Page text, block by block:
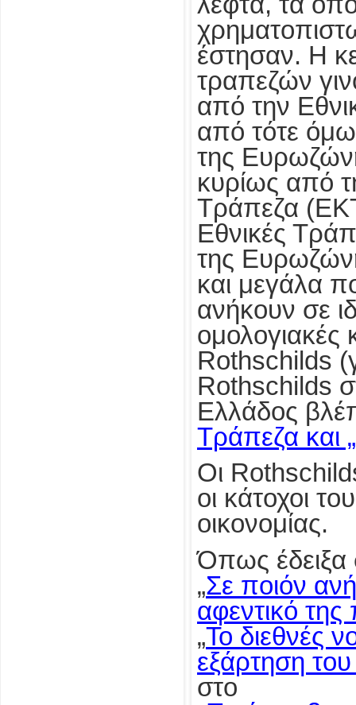
έστησαν. Η
τραπεζών
από την
από τότε
της
κυρίως από
Τράπεζα
Εθνικές
της
και μεγάλα
ανήκουν σε
ομολογιακές
Rothschilds
Rothschilds
Ελλάδος
Τράπεζα και
Οι
οι κάτοχοι
οικονομίας.
Όπως
„Σε ποιόν
αφεντικό
„Το διεθνές
εξάρτηση
στο